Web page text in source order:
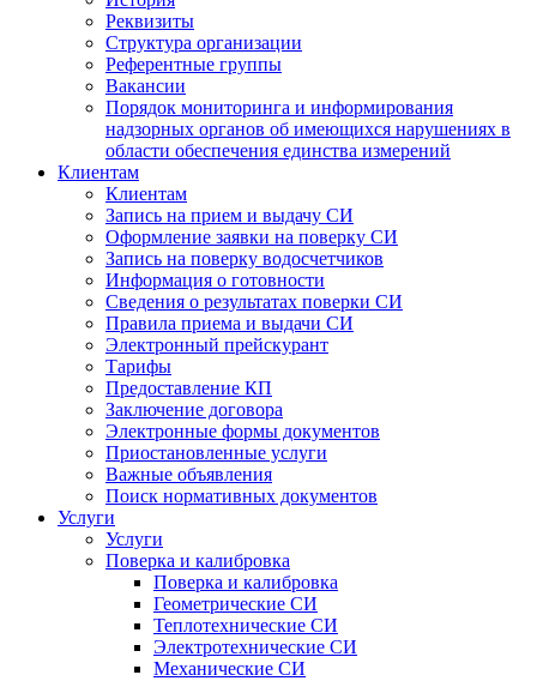
Реквизиты
Структура организации
Референтные группы
Вакансии
Порядок мониторинга и информирования
надзорных органов об имеющихся нарушениях в
области обеспечения единства измерений
Клиентам
Клиентам
Запись на прием и выдачу СИ
Оформление заявки на поверку СИ
Запись на поверку водосчетчиков
Информация о готовности
Сведения о результатах поверки СИ
Правила приема и выдачи СИ
Электронный прейскурант
Тарифы
Предоставление КП
Заключение договора
Электронные формы документов
Приостановленные услуги
Важные объявления
Поиск нормативных документов
Услуги
Услуги
Поверка и калибровка
Поверка и калибровка
Геометрические СИ
Теплотехнические СИ
Электротехнические СИ
Механические СИ